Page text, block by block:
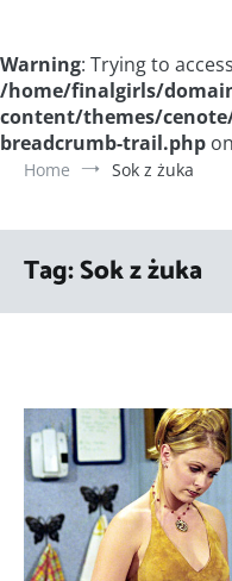
Warning: Trying to
/home/finalgirls/
content/themes/
breadcrumb-trail.php
Home Sok z żuka
Tag:Sok z żuka